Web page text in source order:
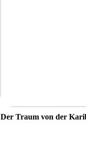
Der Traum von der